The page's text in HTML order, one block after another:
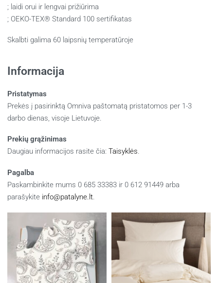
; laidi orui ir lengvai prižiūrima
; OEKO-TEX® Standard 100 sertifikatas
Skalbti galima 60 laipsnių temperatūroje
Informacija
Pristatymas
Prekės į pasirinktą Omniva paštomatą pristatomos per 1-3
darbo dienas, visoje Lietuvoje.
Prekių grąžinimas
Daugiau informacijos rasite čia: Taisyklės.
Pagalba
Paskambinkite mums 0 685 33383 ir 0 612 91449 arba
parašykite info@patalyne.lt.
Panašūs produktai